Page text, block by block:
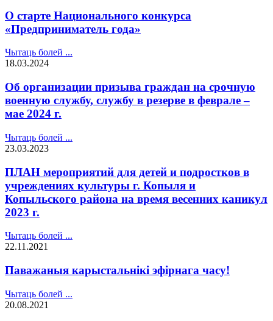
О старте Национального конкурса
«Предприниматель года»
Чытаць болей ...
18.03.2024
Об организации призыва граждан на срочную
военную службу, службу в резерве в феврале –
мае 2024 г.
Чытаць болей ...
23.03.2023
ПЛАН мероприятий для детей и подростков в
учреждениях культуры г. Копыля и
Копыльского района на время весенних каникул
2023 г.
Чытаць болей ...
22.11.2021
Паважаныя карыстальнікі эфірнага часу!
Чытаць болей ...
20.08.2021